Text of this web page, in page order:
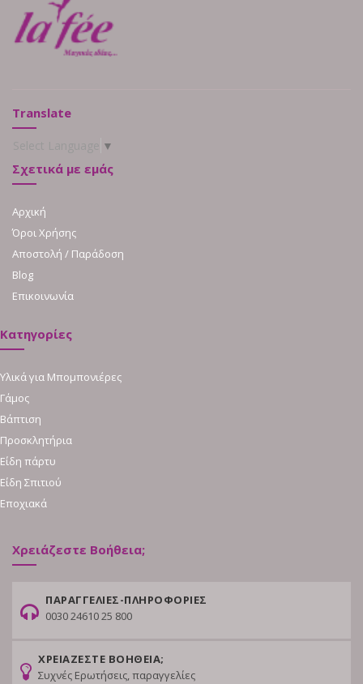
Translate
▼
Σχετικά με εμάς
Αρχική
Όροι Χρήσης
Αποστολή / Παράδοση
Blog
Επικοινωνία
Κατηγορίες
Υλικά για Μπομπονιέρες
Γάμος
Βάπτιση
Προσκλητήρια
Είδη πάρτυ
Είδη Σπιτιού
Εποχιακά
Χρειάζεστε Βοήθεια;
ΠΑΡΑΓΓΕΛΙΕΣ-ΠΛΗΡΟΦΟΡΙΕΣ
0030 24610 25 800
ΧΡΕΙΑΖΕΣΤΕ ΒΟΗΘΕΙΑ;
Συχνές Ερωτήσεις, παραγγελίες